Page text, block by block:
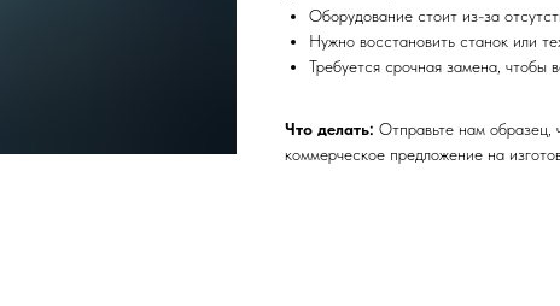
Оборудование стоит из-за
Нужно восстановить станок или
Требуется срочная замена, чтобы
Что делать: Отправьте нам
коммерческое предложение на